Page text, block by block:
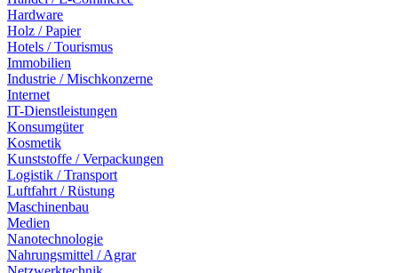
Hardware
Holz / Papier
Hotels / Tourismus
Immobilien
Industrie / Mischkonzerne
Internet
IT-Dienstleistungen
Konsumgüter
Kosmetik
Kunststoffe / Verpackungen
Logistik / Transport
Luftfahrt / Rüstung
Maschinenbau
Medien
Nanotechnologie
Nahrungsmittel / Agrar